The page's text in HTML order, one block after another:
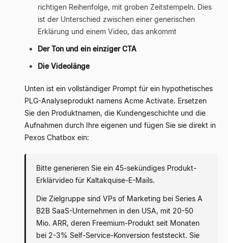
richtigen Reihenfolge, mit groben Zeitstempeln. Dies
ist der Unterschied zwischen einer generischen
Erklärung und einem Video, das ankommt
Der Ton und ein einziger CTA
Die Videolänge
Unten ist ein vollständiger Prompt für ein hypothetisches
PLG-Analyseprodukt namens Acme Activate. Ersetzen
Sie den Produktnamen, die Kundengeschichte und die
Aufnahmen durch Ihre eigenen und fügen Sie sie direkt in
Pexos Chatbox ein:
Bitte generieren Sie ein 45-sekündiges Produkt-
Erklärvideo für Kaltakquise-E-Mails.
Die Zielgruppe sind VPs of Marketing bei Series A
B2B SaaS-Unternehmen in den USA, mit 20-50
Mio. ARR, deren Freemium-Produkt seit Monaten
bei 2-3% Self-Service-Konversion feststeckt. Sie